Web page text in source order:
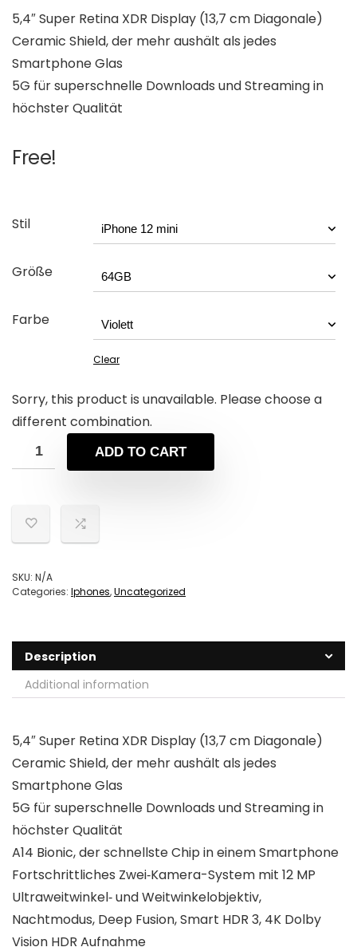
5,4″ Super Retina XDR Display (13,7 cm Diagonale)
Ceramic Shield, der mehr aushält als jedes
Smartphone Glas
5G für superschnelle Downloads und Streaming in
höchster Qualität
Free!
Stil
Größe
Farbe
Clear
Sorry, this product is unavailable. Please choose a
different combination.
ADD TO CART
SKU: N/A
Categories: Iphones,Uncategorized
Description
Additional information
5,4″ Super Retina XDR Display (13,7 cm Diagonale)
Ceramic Shield, der mehr aushält als jedes
Smartphone Glas
5G für superschnelle Downloads und Streaming in
höchster Qualität
A14 Bionic, der schnellste Chip in einem Smartphone
Fortschrittliches Zwei‐Kamera-System mit 12 MP
Ultraweitwinkel‐ und Weitwinkelobjektiv,
Nachtmodus, Deep Fusion, Smart HDR 3, 4K Dolby
Vision HDR Aufnahme